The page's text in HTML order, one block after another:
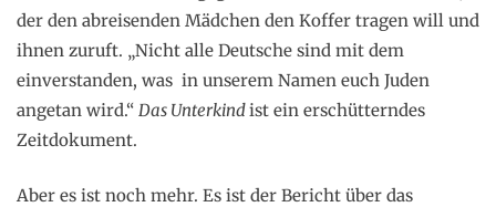
der den abreisenden Mädchen den Koffer tragen will und
ihnen zuruft. „Nicht alle Deutsche sind mit dem
einverstanden, was in unserem Namen euch Juden
angetan wird.“ Das Unterkindist ein erschütterndes
Zeitdokument.
Aber es ist noch mehr. Es ist der Bericht über das